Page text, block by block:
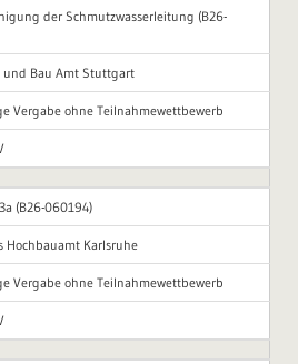
der Schmutzwasserleitung (B26-
und Bau Amt Stuttgart
Vergabe ohne Teilnahmewettbewerb
(B26-060194)
Hochbauamt Karlsruhe
Vergabe ohne Teilnahmewettbewerb